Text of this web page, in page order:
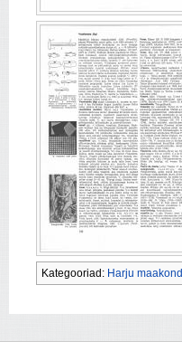
Kategooriad: Harju maakond